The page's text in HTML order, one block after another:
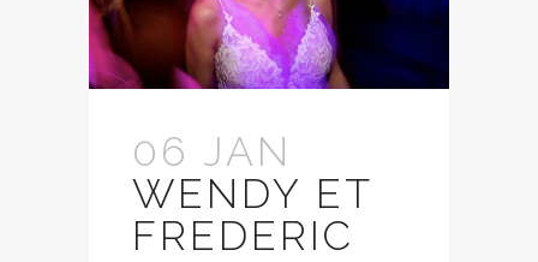
06 JAN
WENDY ET
FREDERIC